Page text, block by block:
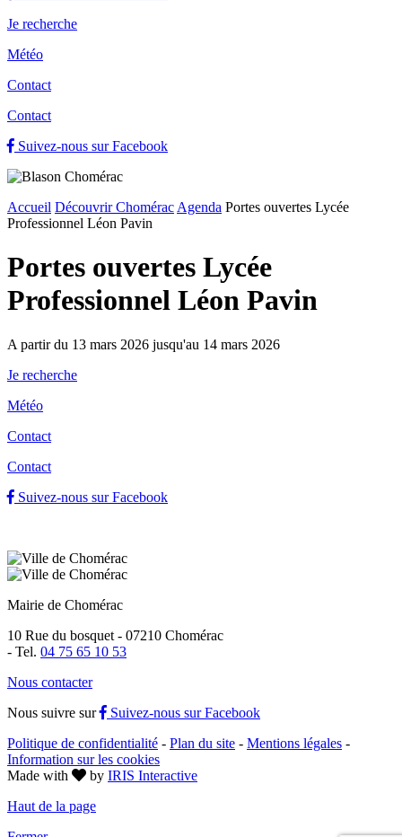
Je recherche
Météo
Contact
Contact
Suivez-nous sur Facebook
Accueil Découvrir Chomérac Agenda Portes ouvertes Lycée
Professionnel Léon Pavin
Portes ouvertes Lycée
Professionnel Léon Pavin
A partir du 13 mars 2026 jusqu'au 14 mars 2026
Je recherche
Météo
Contact
Contact
Suivez-nous sur Facebook
Mairie de Chomérac
10 Rue du bosquet - 07210 Chomérac
- Tel. 04 75 65 10 53
Nous contacter
Nous suivre sur
Suivez-nous sur Facebook
Politique de confidentialité - Plan du site - Mentions légales -
Information sur les cookies
Made with
by IRIS Interactive
Haut de la page